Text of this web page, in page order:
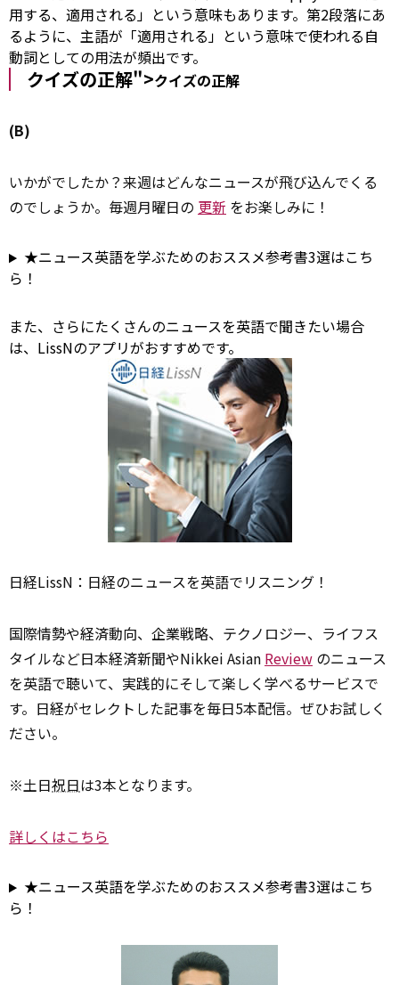
用する、適用される」という意味もあります。第2段落にあ
るように、主語が「適用される」という意味で使われる自
動詞としての用法が頻出です。
クイズの正解">クイズの正解
(B)
いかがでしたか？来週はどんなニュースが飛び込んでくる
のでしょうか。毎週月曜日の 更新 をお楽しみに！
★ニュース英語を学ぶためのおススメ参考書3選はこち
ら！
また、さらにたくさんのニュースを英語で聞きたい場合
は、LissNのアプリがおすすめです。
日経LissN：日経のニュースを英語でリスニング！
国際情勢や経済動向、企業戦略、テクノロジー、ライフス
タイルなど日本経済新聞やNikkei Asian Review のニュース
を英語で聴いて、実践的にそして楽しく学べるサービスで
す。日経がセレクトした記事を毎日5本配信。ぜひお試しく
ださい。
※土日祝日は3本となります。
詳しくはこちら
★ニュース英語を学ぶためのおススメ参考書3選はこち
ら！